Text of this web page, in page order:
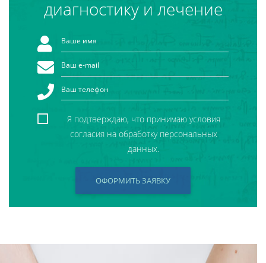
диагностику и лечение
Я подтверждаю, что принимаю условия
согласия на обработку персональных
данных.
ОФОРМИТЬ ЗАЯВКУ